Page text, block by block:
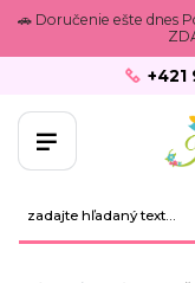
🚗 Doručenie ešte dnes
+421